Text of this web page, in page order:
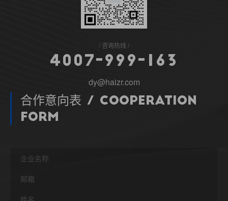
咨询热线
4 0 0 7- 9 9 9 - 6 3
dy@haizr.com
合作意向表 / Cooperation
Form